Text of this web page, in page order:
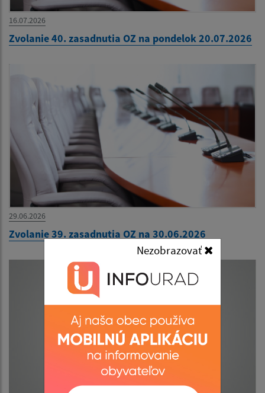
Nezobrazovať
16.07.2026
Zvolanie 40. zasadnutia OZ na pondelok 20.07.2026
29.06.2026
Zvolanie 39. zasadnutia OZ na 30.06.2026